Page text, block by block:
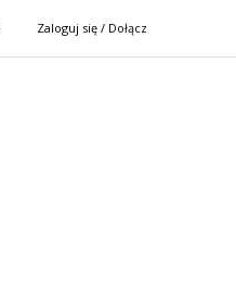
Zaloguj się / Dołącz